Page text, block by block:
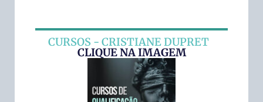
CURSOS - CRISTIANE DUPRET
CLIQUE NA IMAGEM